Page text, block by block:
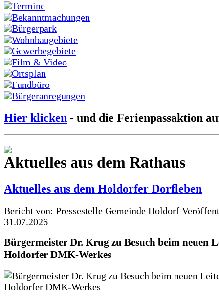
Termine
Bekanntmachungen
Bürgerpark
Wohnbaugebiete
Gewerbegebiete
Film & Video
Ortsplan
Fundbüro
Bürgeranregungen
Hier klicken - und die Ferienpassaktion
Aktuelles aus dem Rathaus
Aktuelles aus dem Holdorfer Dorfleben
Bericht von: Pressestelle Gemeinde Holdorf
31.07.2026
Bürgermeister Dr. Krug zu Besuch beim neuen
Holdorfer DMK-Werkes